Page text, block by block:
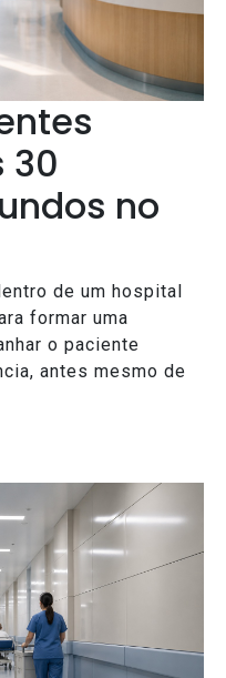
30
no
de um hospital
formar uma
o paciente
antes mesmo de